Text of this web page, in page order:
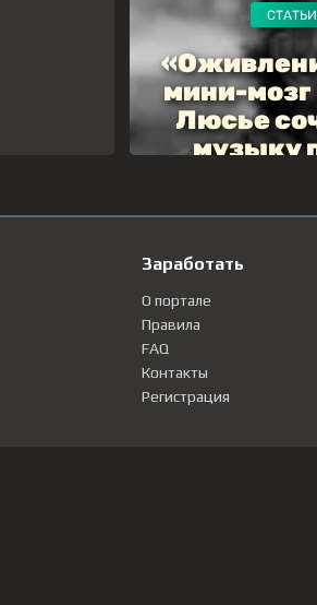
Заработать
О портале
Правила
FAQ
Контакты
Регистрация